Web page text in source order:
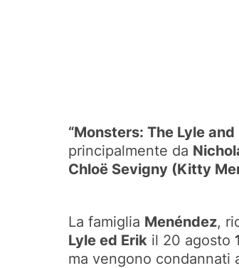
“Monsters: The Lyle
principalmente da
Chloë Sevigny (Kitty
La famiglia Menéndez,
Lyle ed Erik il 20 agosto
ma vengono condannati